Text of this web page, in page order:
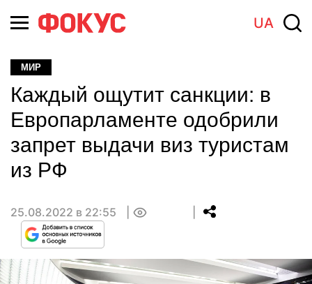
UA
МИР
Каждый ощутит санкции: в
Европарламенте одобрили
запрет выдачи виз туристам
из РФ
25.08.2022 в 22:55